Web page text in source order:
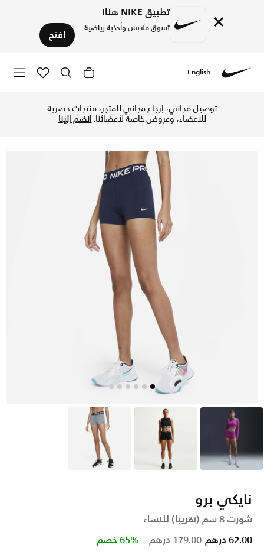
× تطبيق NIKE هنا!
تسوق ملابس وأحذية رياضية افتح
English
توصيل مجاني، إرجاع مجاني للمتجر، منتجات حصرية
للأعضاء، وعروض خاصة لأعضائنا.انضم إلينا
وردي أسود رمادي
نايكي برو
شورت 8 سم (تقريبا) للنساء
Price reduced from
179.00 درهم to 62.00 درهم 65% خصم